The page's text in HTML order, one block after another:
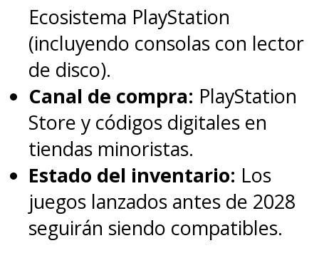
Ecosistema PlayStation
(incluyendo consolas con lector
de disco).
Canal de compra: PlayStation
Store y códigos digitales en
tiendas minoristas.
Estado del inventario: Los
juegos lanzados antes de 2028
seguirán siendo compatibles.